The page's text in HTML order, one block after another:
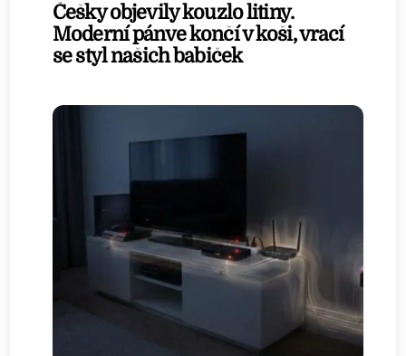
Češky objevily kouzlo litiny.
Moderní pánve končí v koši, vrací
se styl našich babiček